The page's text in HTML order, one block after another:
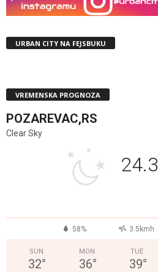
URBAN CITY NA FEJSBUKU
VREMENSKA PROGNOZA
POZAREVAC,RS
Clear Sky
24.3
58% 3.5kmh
SUN
32°
MON
36°
TUE
39°